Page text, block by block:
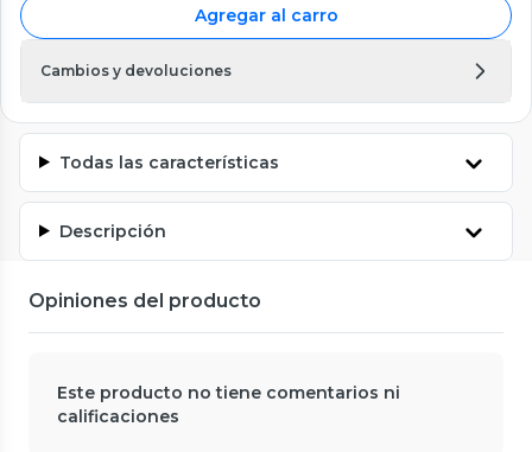
Agregar al carro
Cambios y devoluciones
Todas las características
Descripción
Opiniones del producto
Este producto no tiene comentarios ni
calificaciones